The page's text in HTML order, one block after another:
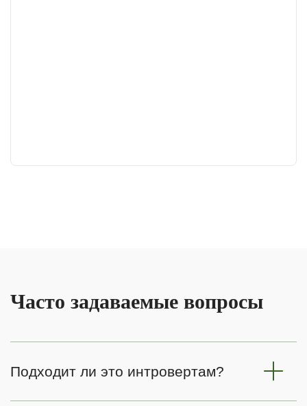
Часто задаваемые вопросы
Подходит ли это интровертам?